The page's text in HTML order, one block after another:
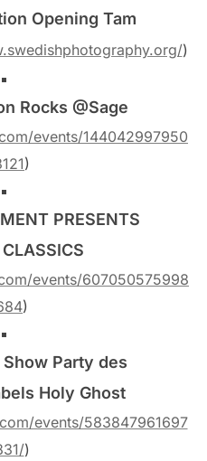
Opening Tam
)
Rocks @Sage
events/144042997950
)
PRESENTS
events/607050575998
)
Party des
Holy Ghost
events/583847961697
)